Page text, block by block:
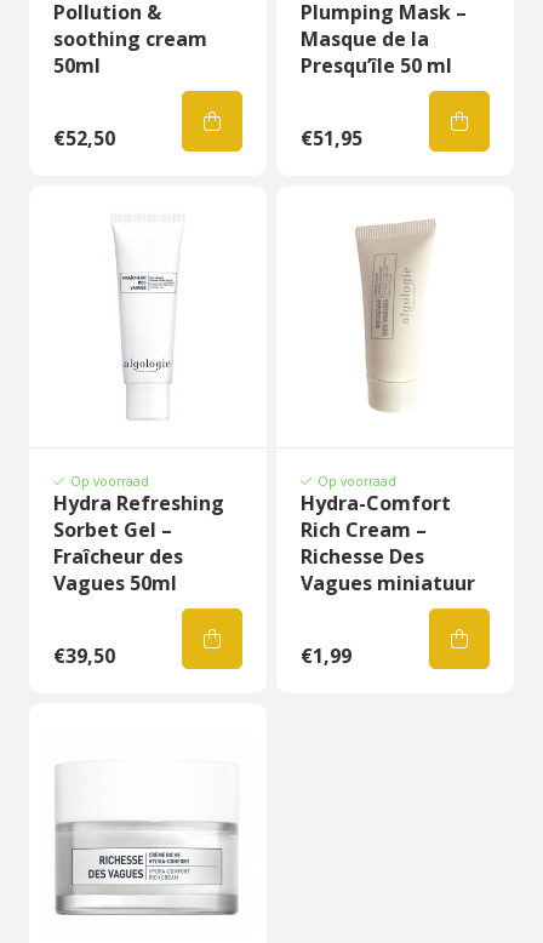
Pollution &
soothing cream
50ml
€52,50
Plumping Mask –
Masque de la
Presqu’île 50 ml
€51,95
Op voorraad
Hydra Refreshing
Sorbet Gel –
Fraîcheur des
Vagues 50ml
€39,50
Op voorraad
Hydra-Comfort
Rich Cream –
Richesse Des
Vagues miniatuur
€1,99